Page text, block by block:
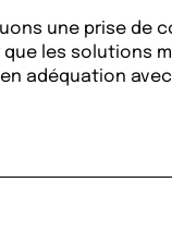
une prise de
que les solutions
adéquation